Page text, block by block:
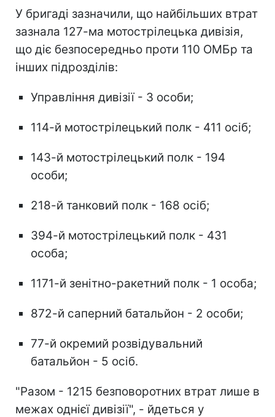
У бригаді зазначили, що найбільших втрат
зазнала 127-ма мотострілецька дивізія,
що діє безпосередньо проти 110 ОМБр та
інших підрозділів:
Управління дивізії - 3 особи;
114-й мотострілецький полк - 411 осіб;
143-й мотострілецький полк - 194
особи;
218-й танковий полк - 168 осіб;
394-й мотострілецький полк - 431
особа;
1171-й зенітно-ракетний полк - 1 особа;
872-й саперний батальйон - 2 особи;
77-й окремий розвідувальний
батальйон - 5 осіб.
"Разом - 1215 безповоротних втрат лише в
межах однієї дивізії", - йдеться у